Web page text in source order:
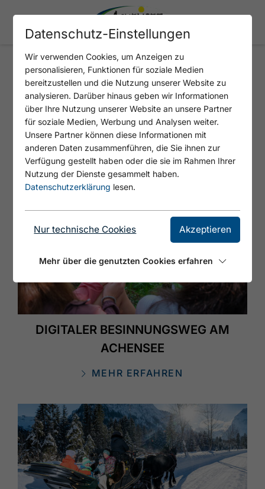
Lasst euch inspirieren!
TIROLS SPORT & VITAL PARK
ACHENSEE
DIGITALER BESINNUNGSWEG AM
ACHENSEE
MEHR ERFAHREN
Datenschutz-Einstellungen
Wir verwenden Cookies, um Anzeigen zu
personalisieren, Funktionen für soziale Medien
bereitzustellen und die Nutzung unserer Website zu
analysieren. Darüber hinaus geben wir Informationen
über Ihre Nutzung unserer Website an unsere Partner
für soziale Medien, Werbung und Analysen weiter.
Unsere Partner können diese Informationen mit
anderen Daten zusammenführen, die Sie ihnen zur
Verfügung gestellt haben oder die sie im Rahmen Ihrer
Nutzung der Dienste gesammelt haben.
Datenschutzerklärung lesen.
Nur technische Cookies Akzeptieren
Mehr über die genutzten Cookies erfahren